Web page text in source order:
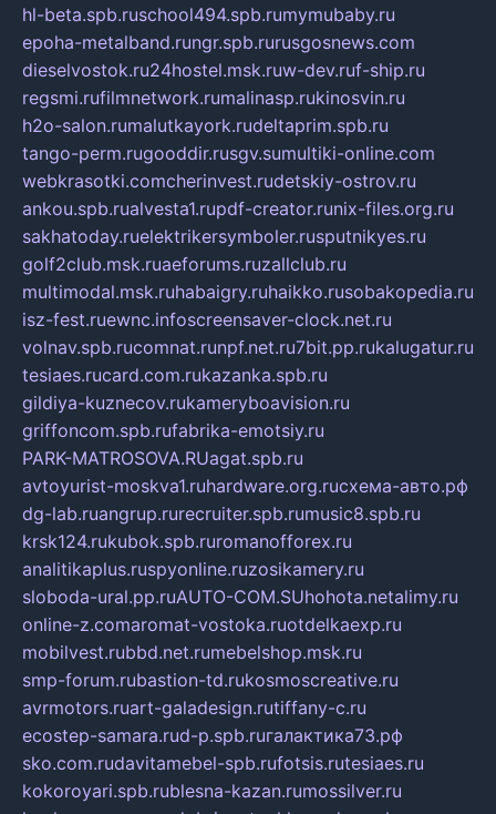
hl-beta.spb.ruschool494.spb.rumymubaby.ru
epoha-metalband.rungr.spb.rurusgosnews.com
dieselvostok.ru24hostel.msk.ruw-dev.ruf-ship.ru
regsmi.rufilmnetwork.rumalinasp.rukinosvin.ru
h2o-salon.rumalutkayork.rudeltaprim.spb.ru
tango-perm.rugooddir.rusgv.sumultiki-online.com
webkrasotki.comcherinvest.rudetskiy-ostrov.ru
ankou.spb.rualvesta1.rupdf-creator.runix-files.org.ru
sakhatoday.ruelektrikersymboler.rusputnikyes.ru
golf2club.msk.ruaeforums.ruzallclub.ru
multimodal.msk.ruhabaigry.ruhaikko.rusobakopedia.ru
isz-fest.ruewnc.infoscreensaver-clock.net.ru
volnav.spb.rucomnat.runpf.net.ru7bit.pp.rukalugatur.ru
tesiaes.rucard.com.rukazanka.spb.ru
gildiya-kuznecov.rukameryboavision.ru
griffoncom.spb.rufabrika-emotsiy.ru
PARK-MATROSOVA.RUagat.spb.ru
avtoyurist-moskva1.ruhardware.org.ruсхема-авто.рф
dg-lab.ruangrup.rurecruiter.spb.rumusic8.spb.ru
krsk124.rukubok.spb.ruromanofforex.ru
analitikaplus.ruspyonline.ruzosikamery.ru
sloboda-ural.pp.ruAUTO-COM.SUhohota.netalimy.ru
online-z.comaromat-vostoka.ruotdelkaexp.ru
mobilvest.rubbd.net.rumebelshop.msk.ru
smp-forum.rubastion-td.rukosmoscreative.ru
avrmotors.ruart-galadesign.rutiffany-c.ru
ecostep-samara.rud-p.spb.ruгалактика73.рф
sko.com.rudavitamebel-spb.rufotsis.rutesiaes.ru
kokoroyari.spb.rublesna-kazan.rumossilver.ru